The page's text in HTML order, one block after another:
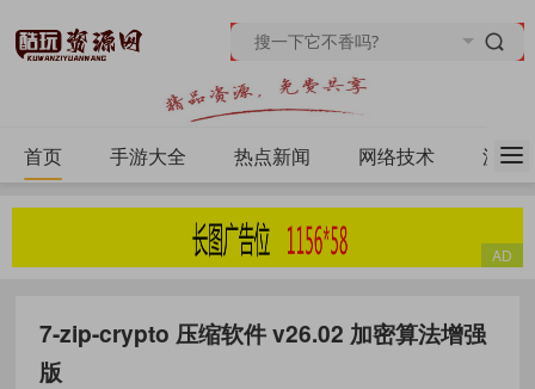
首页 手游大全 热点新闻 网络技术 源码
7-zip-crypto 压缩软件 v26.02 加密算法增强
版